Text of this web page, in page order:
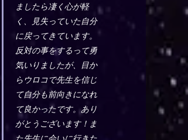
ましたら凄く心が軽
く、見失っていた自分
に戻ってきています。
反対の事をするって勇
気いりましたが、目か
らウロコで先生を信じ
て自分も前向きになれ
て良かったです。あり
がとうございます！ま